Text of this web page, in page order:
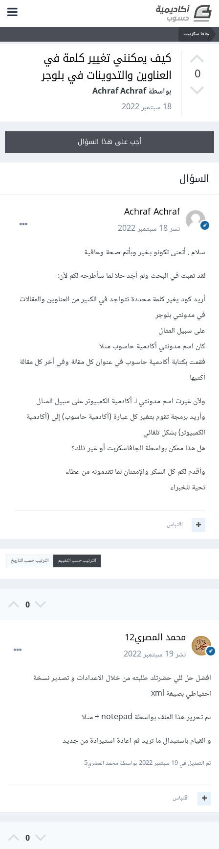
جافا سكريبت
0
كيف يمكنني تغيير كلمة في
العناوين والتدوينات في بلوجر
بواسطة Achraf Achraf
18 سبتمبر 2022
أجب على هذا السؤال
السؤال
Achraf Achraf
نشر18 سبتمبر 2022
سلام . أتمنى تكونو بخير وبأتم صحة وعافية
لقد تعبت في البحث ولم أجد حلا لما سأطرحه لكم لآن:
أريد كود يغير كلمة محددة تتواجد في الكثير من العناوين والمقالات
في مدونتي بلوجر
على سبيل المثال
كان اسم مدونتي أكادمية حاسوب مثلا
فقمت بكتابة أكادمية حاسوب في عنوان كل مقالة وفي أخر كل مقالة
أكتبها
ولآن غيرت اسم مدونتي لـ أكادمية الكمبيوتر على سبيل المثال
وأريد برمجة تقوم بتغير كل عبارة (أكادمية حاسوب) إلى (أكادمية
الكمبيوتر) بشكل تلقائي
هل هذا ممكن بواسطة الجافاسكربت أو غير ذلك؟
وأقدم لكم كل الشكر والإمتنان لما تقدمونه من عطاء
تحية للخبراء
اقتباس
الترتيب حسب التقييم الترتيب حسب التاريخ
0
محمد المصري12
نشر19 سبتمبر 2022
افضل حل للي حضرتك طلبته من خلال الاعدادات و تصدير نسخة
احتياطي بصيغة xml
ثم تحرير هذا الملف بواسطة notepad + مثلا
و القيام باستبدال ما تريد ثم اعادة استيرادة من جديد
تم التعديل في19 سبتمبر 2022 بواسطة محمد المصري5
اقتباس
0